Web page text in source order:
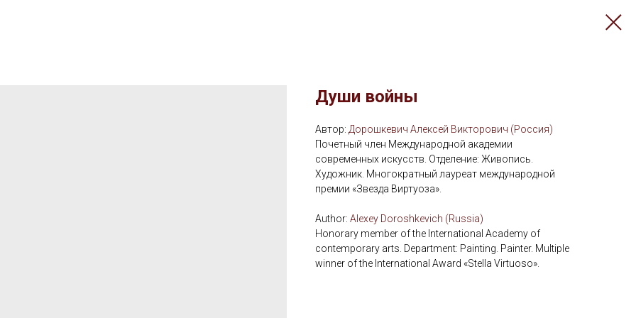
Души войны
Автор: Дорошкевич Алексей Викторович (Россия)
Почетный член Международной академии
современных искусств. Отделение: Живопись.
Художник. Многократный лауреат международной
премии «Звезда Виртуоза».
Аuthor: Alexey Doroshkevich (Russia)
Honorary member of the International Academy of
contemporary arts. Department: Painting. Painter. Multiple
winner of the International Award «Stella Virtuoso».